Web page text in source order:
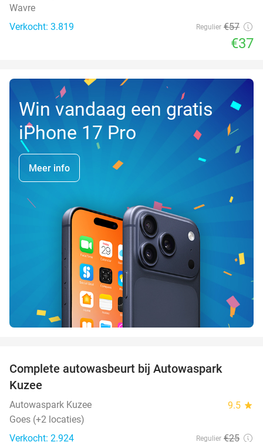
Wavre
Verkocht: 3.819
Regulier €57
€37
Win vandaag een gratis
iPhone 17 Pro
Meer info
Complete autowasbeurt bij Autowaspark
Kuzee
Autowaspark Kuzee 9.5 star
Goes (+2 locaties)
Verkocht: 2.924
Regulier €25